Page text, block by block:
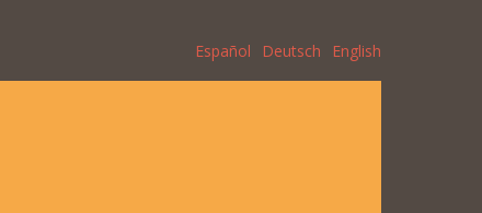
Español Deutsch English